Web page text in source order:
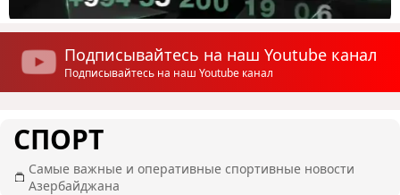
Подписывайтесь на наш Youtube канал
Подписывайтесь на наш Youtube канал
СПОРТ
Самые важные и оперативные спортивные новости
Азербайджана